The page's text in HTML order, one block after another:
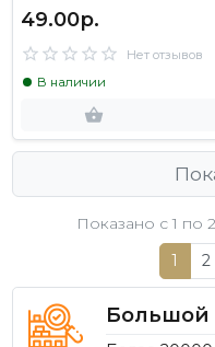
49.00р.
Нет отзывов
В наличии
Показано с 1 по
1
2
Большой